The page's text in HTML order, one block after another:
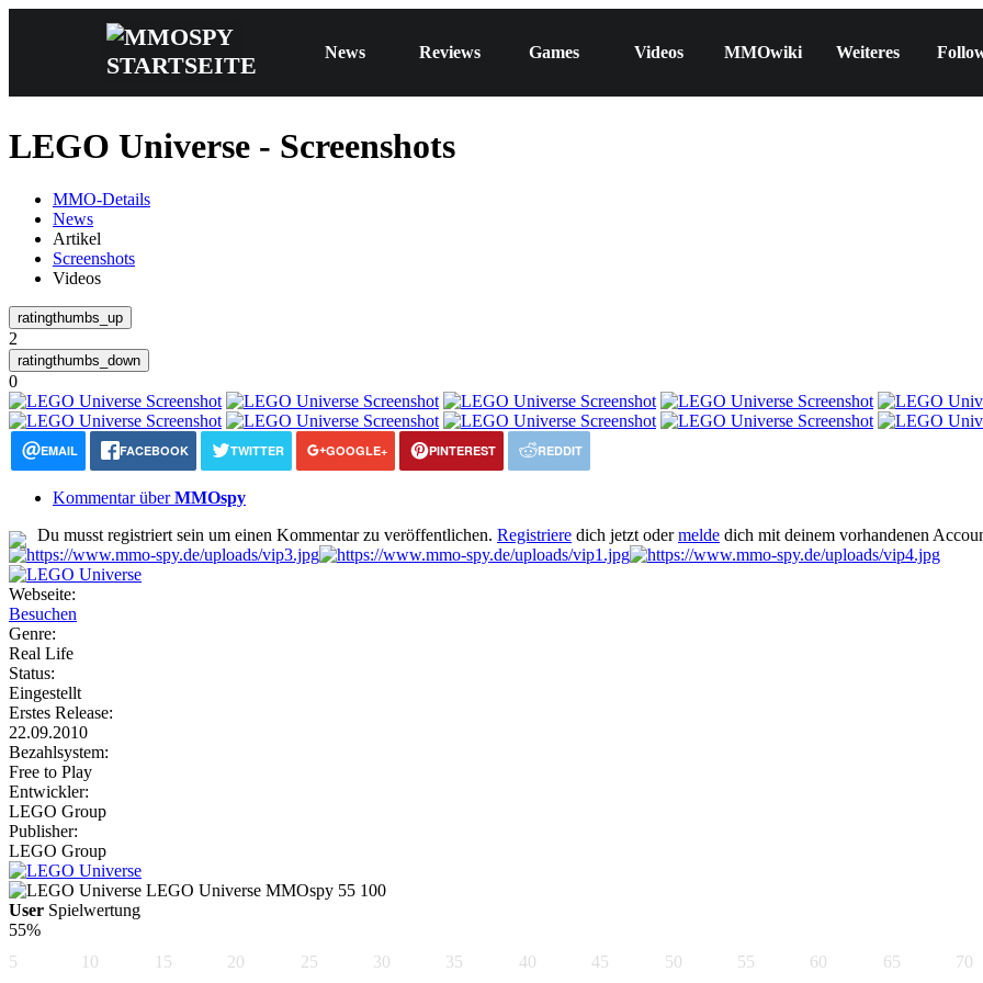
News Reviews Games Videos MMOwiki Weiteres
LEGO Universe - Screenshots
MMO-Details
News
Artikel
Screenshots
Videos
2
0
EMAIL FACEBOOK TWITTER GOOGLE+ PINTEREST REDDIT
Kommentar überMMOspy
Du musst registriert sein um einen Kommentar zu veröffentlichen. Registriere dich jetzt odermelde dich mit deinem vorhandenen
Webseite:
Besuchen
Genre:
Real Life
Status:
Eingestellt
Erstes Release:
22.09.2010
Bezahlsystem:
Free to Play
Entwickler:
LEGO Group
Publisher:
LEGO Group
LEGO Universe MMOspy 55 100
User Spielwertung
55%
5
10 15 20 25 30 35 40 45 50 55 60 65 70